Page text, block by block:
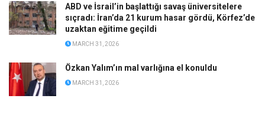
ABD ve İsrail’in başlattığı savaş üniversitelere
sıçradı: İran’da 21 kurum hasar gördü, Körfez’de
uzaktan eğitime geçildi
MARCH 31, 2026
Özkan Yalım’ın mal varlığına el konuldu
MARCH 31, 2026